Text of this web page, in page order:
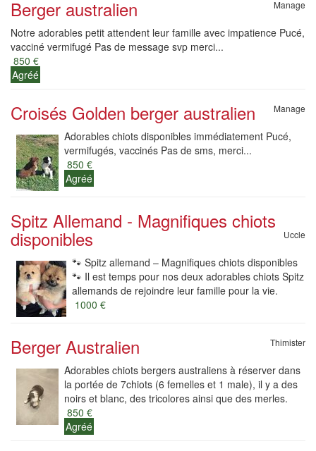
Berger australien Manage
Notre adorables petit attendent leur famille avec impatience Pucé,
vacciné vermifugé Pas de message svp merci...
850 €
Agréé
Croisés Golden berger australien Manage
Adorables chiots disponibles immédiatement Pucé,
vermifugés, vaccinés Pas de sms, merci...
850 €
Agréé
Spitz Allemand - Magnifiques chiots
disponibles Uccle
🐾 Spitz allemand – Magnifiques chiots disponibles
🐾 Il est temps pour nos deux adorables chiots Spitz
allemands de rejoindre leur famille pour la vie.
1000 €
Berger Australien Thimister
Adorables chiots bergers australiens à réserver dans
la portée de 7chiots (6 femelles et 1 male), il y a des
noirs et blanc, des tricolores ainsi que des merles.
850 €
Agréé